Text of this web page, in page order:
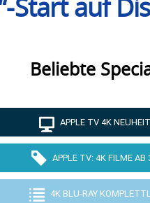
Start auf
Beliebte
APPLE TV 4K
APPLE TV: 4K FILME AB
4K BLU-RAY